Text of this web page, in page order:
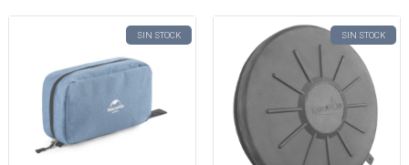
SIN STOCK SIN STOCK